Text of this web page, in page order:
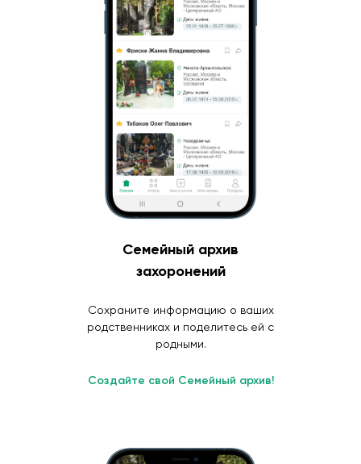
Семейный архив
захоронений
Сохраните информацию о ваших
родственниках и поделитесь ей с
родными.
Создайте свой Семейный архив!